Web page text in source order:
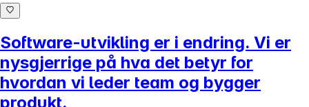
Software-utvikling er i endring. Vi er
nysgjerrige på hva det betyr for
hvordan vi leder team og bygger
produkt.